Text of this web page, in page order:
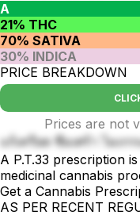
A
21% THC
70% SATIVA
30% INDICA
PRICE BREAKDOWN
Prices are not
แก้เครียด ซึมเศร้า ไมเก
A P.T.33 prescription
medicinal cannabis
Get a Cannabis
AS PER RECENT